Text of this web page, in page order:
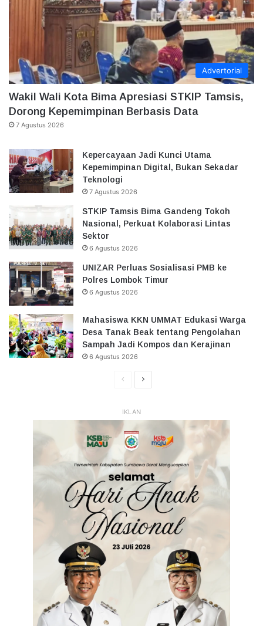
Advertorial
Wakil Wali Kota Bima Apresiasi STKIP Tamsis,
Dorong Kepemimpinan Berbasis Data
7 Agustus 2026
Kepercayaan Jadi Kunci Utama
Kepemimpinan Digital, Bukan Sekadar
Teknologi
7 Agustus 2026
STKIP Tamsis Bima Gandeng Tokoh
Nasional, Perkuat Kolaborasi Lintas
Sektor
6 Agustus 2026
UNIZAR Perluas Sosialisasi PMB ke
Polres Lombok Timur
6 Agustus 2026
Mahasiswa KKN UMMAT Edukasi Warga
Desa Tanak Beak tentang Pengolahan
Sampah Jadi Kompos dan Kerajinan
6 Agustus 2026
HalamanHalaman
IKLAN